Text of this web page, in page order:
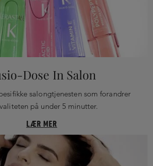
Dose In Salon
salongtjenesten som forandrer
på under 5 minutter.
LÆR MER